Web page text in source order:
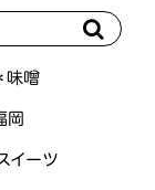
味噌
岡
イーツ